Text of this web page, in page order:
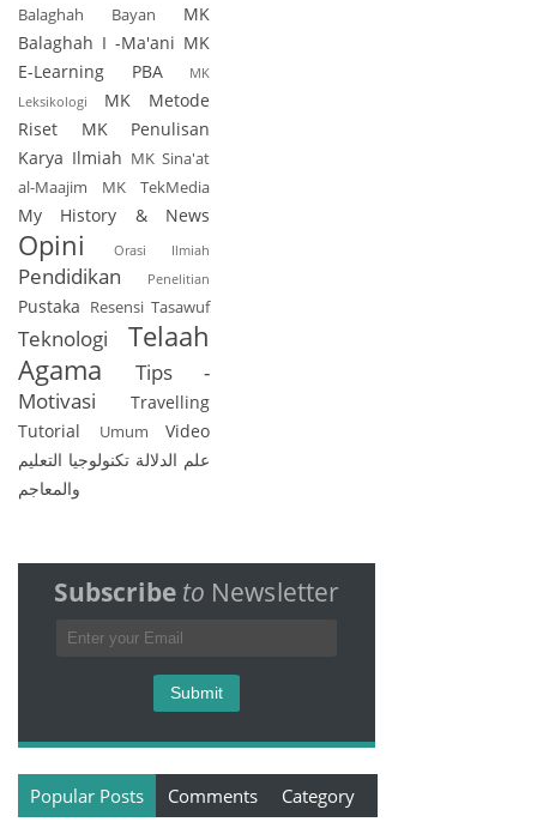
Balaghah Bayan
MK
Balaghah I -Ma'ani MK
E-Learning PBA
MK
Leksikologi
MK Metode
Riset
MK Penulisan
Karya Ilmiah MK Sina'at
al-Maajim
MK TekMedia
My History & News
Opini Orasi Ilmiah
Pendidikan Penelitian
Pustaka Resensi Tasawuf
Teknologi
Telaah
Agama
Tips -
Motivasi
Travelling
Tutorial
Umum
Video
تكنولوجيا التعليم علم الدلالة
والمعاجم
Subscribe to Newsletter
Popular Posts Comments Category